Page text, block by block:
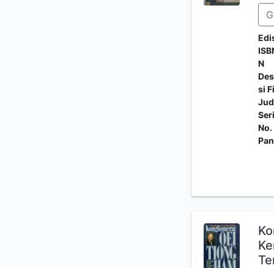
N
si
No.